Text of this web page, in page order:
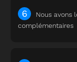
Nous avons
complémentaires